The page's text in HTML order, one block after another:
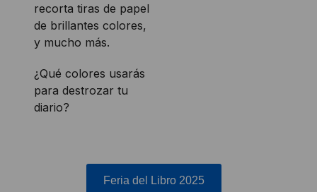
recorta tiras de papel
de brillantes colores,
y mucho más.
¿Qué colores usarás
para destrozar tu
diario?
Feria del Libro 2025